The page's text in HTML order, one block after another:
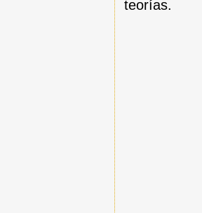
teorías.